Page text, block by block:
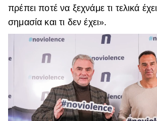
πρέπει ποτέ να ξεχνάμε τι τελικά
σημασία και τι δεν έχει».